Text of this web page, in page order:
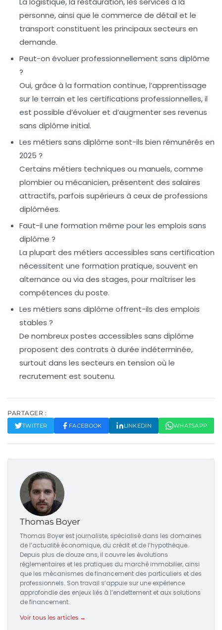
personne, ainsi que le commerce de détail et le
transport constituent les principaux secteurs en
demande.
Peut-on évoluer professionnellement sans diplôme
?
Oui, grâce à la formation continue, l’apprentissage
sur le terrain et les certifications professionnelles, il
est possible d’évoluer et d’augmenter ses revenus
sans diplôme initial.
Les métiers sans diplôme sont-ils bien rémunérés en
2025 ?
Certains métiers techniques ou manuels, comme
plombier ou mécanicien, présentent des salaires
attractifs, parfois supérieurs à ceux de professions
diplômées.
Faut-il une formation même pour les emplois sans
diplôme ?
La plupart des métiers accessibles sans certification
nécessitent une formation pratique, souvent en
alternance ou via des stages, pour maîtriser les
compétences du poste.
Les métiers sans diplôme offrent-ils des emplois
stables ?
De nombreux postes accessibles sans diplôme
proposent des contrats à durée indéterminée,
surtout dans les secteurs en tension où le
recrutement est soutenu.
PARTAGER :
TWITTER FACEBOOK LINKEDIN WHATSAPP
Thomas Boyer
Thomas Boyer est journaliste, spécialisé dans les domaines
de l’actualité économique, du crédit et de l’hypothèque.
Depuis plus de douze ans, il couvre les évolutions
réglementaires et les pratiques du marché immobilier, ainsi
que les mécanismes de financement des particuliers et des
professionnels. Son travail s’appuie sur une expérience
approfondie des enjeux liés à l’endettement et aux solutions
de financement.
Voir tous les articles →